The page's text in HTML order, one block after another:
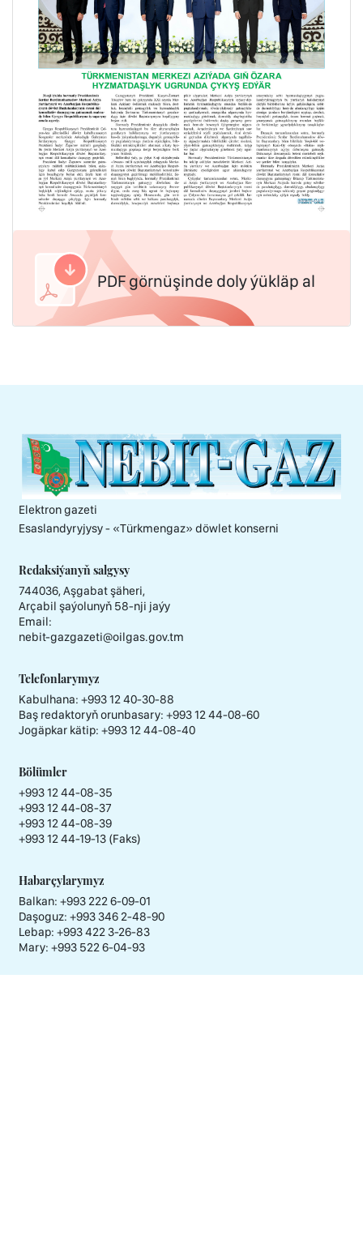
PDF görnüşinde doly ýükläp al
Elektron gazeti
Esaslandyryjysy - «Тürkmengaz» döwlet konserni
Redaksiýanyň salgysy
744036, Aşgabat şäheri,
Arçabil şaýolunyň 58-nji jaýy
Email:
nebit-gazgazeti@oilgas.gov.tm
Telefonlarymyz
Kabulhana: +993 12 40-30-88
Baş redaktoryň orunbasary: +993 12 44-08-60
Jogäpkar kätip: +993 12 44-08-40
Bölümler
+993 12 44-08-35
+993 12 44-08-37
+993 12 44-08-39
+993 12 44-19-13 (Faks)
Habarçylarymyz
Balkan: +993 222 6-09-01
Daşoguz: +993 346 2-48-90
Lebap: +993 422 3-26-83
Mary: +993 522 6-04-93